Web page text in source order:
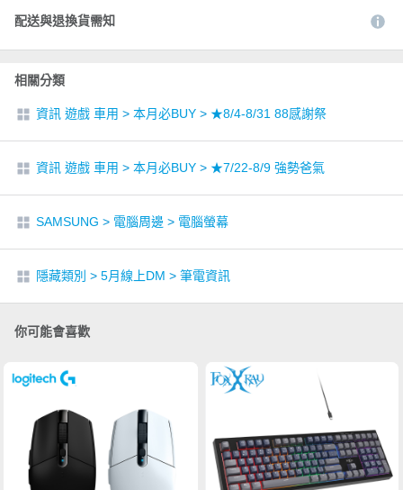
配送與退換貨需知
相關分類
資訊 遊戲 車用 > 本月必BUY > ★8/4-8/31 88感謝祭
資訊 遊戲 車用 > 本月必BUY > ★7/22-8/9 強勢爸氣
SAMSUNG > 電腦周邊 > 電腦螢幕
隱藏類別 > 5月線上DM > 筆電資訊
你可能會喜歡